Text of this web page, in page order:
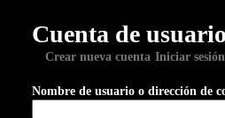
Cuenta de
Crear nueva cuenta Iniciar sesión
Nombre de usuario o dirección de